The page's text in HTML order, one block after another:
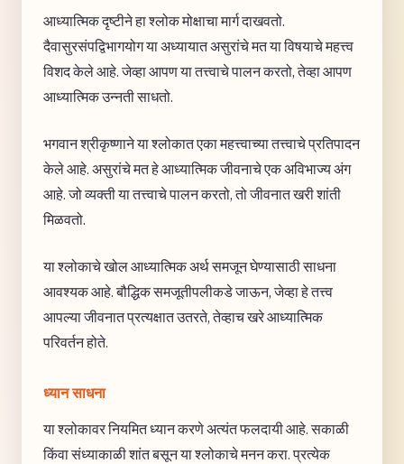
आध्यात्मिक दृष्टीने हा श्लोक मोक्षाचा मार्ग दाखवतो.
दैवासुरसंपद्विभागयोग या अध्यायात असुरांचे मत या विषयाचे महत्त्व
विशद केले आहे. जेव्हा आपण या तत्त्वाचे पालन करतो, तेव्हा आपण
आध्यात्मिक उन्नती साधतो.
भगवान श्रीकृष्णाने या श्लोकात एका महत्त्वाच्या तत्त्वाचे प्रतिपादन
केले आहे. असुरांचे मत हे आध्यात्मिक जीवनाचे एक अविभाज्य अंग
आहे. जो व्यक्ती या तत्त्वाचे पालन करतो, तो जीवनात खरी शांती
मिळवतो.
या श्लोकाचे खोल आध्यात्मिक अर्थ समजून घेण्यासाठी साधना
आवश्यक आहे. बौद्धिक समजूतीपलीकडे जाऊन, जेव्हा हे तत्त्व
आपल्या जीवनात प्रत्यक्षात उतरते, तेव्हाच खरे आध्यात्मिक
परिवर्तन होते.
ध्यान साधना
या श्लोकावर नियमित ध्यान करणे अत्यंत फलदायी आहे. सकाळी
किंवा संध्याकाळी शांत बसून या श्लोकाचे मनन करा. प्रत्येक